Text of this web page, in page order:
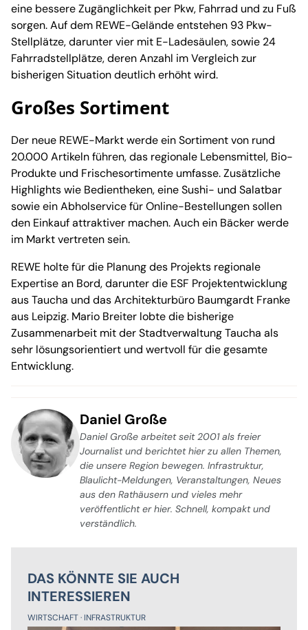
eine bessere Zugänglichkeit per Pkw, Fahrrad und zu Fuß
sorgen. Auf dem REWE-Gelände entstehen 93 Pkw-
Stellplätze, darunter vier mit E-Ladesäulen, sowie 24
Fahrradstellplätze, deren Anzahl im Vergleich zur
bisherigen Situation deutlich erhöht wird.
Großes Sortiment
Der neue REWE-Markt werde ein Sortiment von rund
20.000 Artikeln führen, das regionale Lebensmittel, Bio-
Produkte und Frischesortimente umfasse. Zusätzliche
Highlights wie Bedientheken, eine Sushi- und Salatbar
sowie ein Abholservice für Online-Bestellungen sollen
den Einkauf attraktiver machen. Auch ein Bäcker werde
im Markt vertreten sein.
REWE holte für die Planung des Projekts regionale
Expertise an Bord, darunter die ESF Projektentwicklung
aus Taucha und das Architekturbüro Baumgardt Franke
aus Leipzig. Mario Breiter lobte die bisherige
Zusammenarbeit mit der Stadtverwaltung Taucha als
sehr lösungsorientiert und wertvoll für die gesamte
Entwicklung.
Daniel Große
Daniel Große arbeitet seit 2001 als freier
Journalist und berichtet hier zu allen Themen,
die unsere Region bewegen. Infrastruktur,
Blaulicht-Meldungen, Veranstaltungen, Neues
aus den Rathäusern und vieles mehr
veröffentlicht er hier. Schnell, kompakt und
verständlich.
DAS KÖNNTE SIE AUCH
INTERESSIEREN
WIRTSCHAFT INFRASTRUKTUR